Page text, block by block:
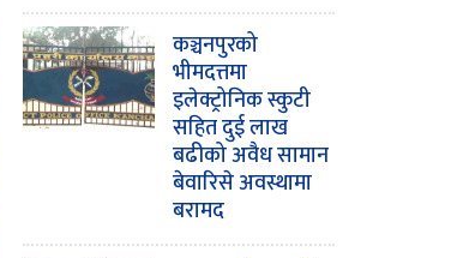
कञ्चनपुरको
भीमदत्तमा
इलेक्ट्रोनिक स्कुटी
सहित दुई लाख
बढीको अवैध सामान
बेवारिसे अवस्थामा
बरामद